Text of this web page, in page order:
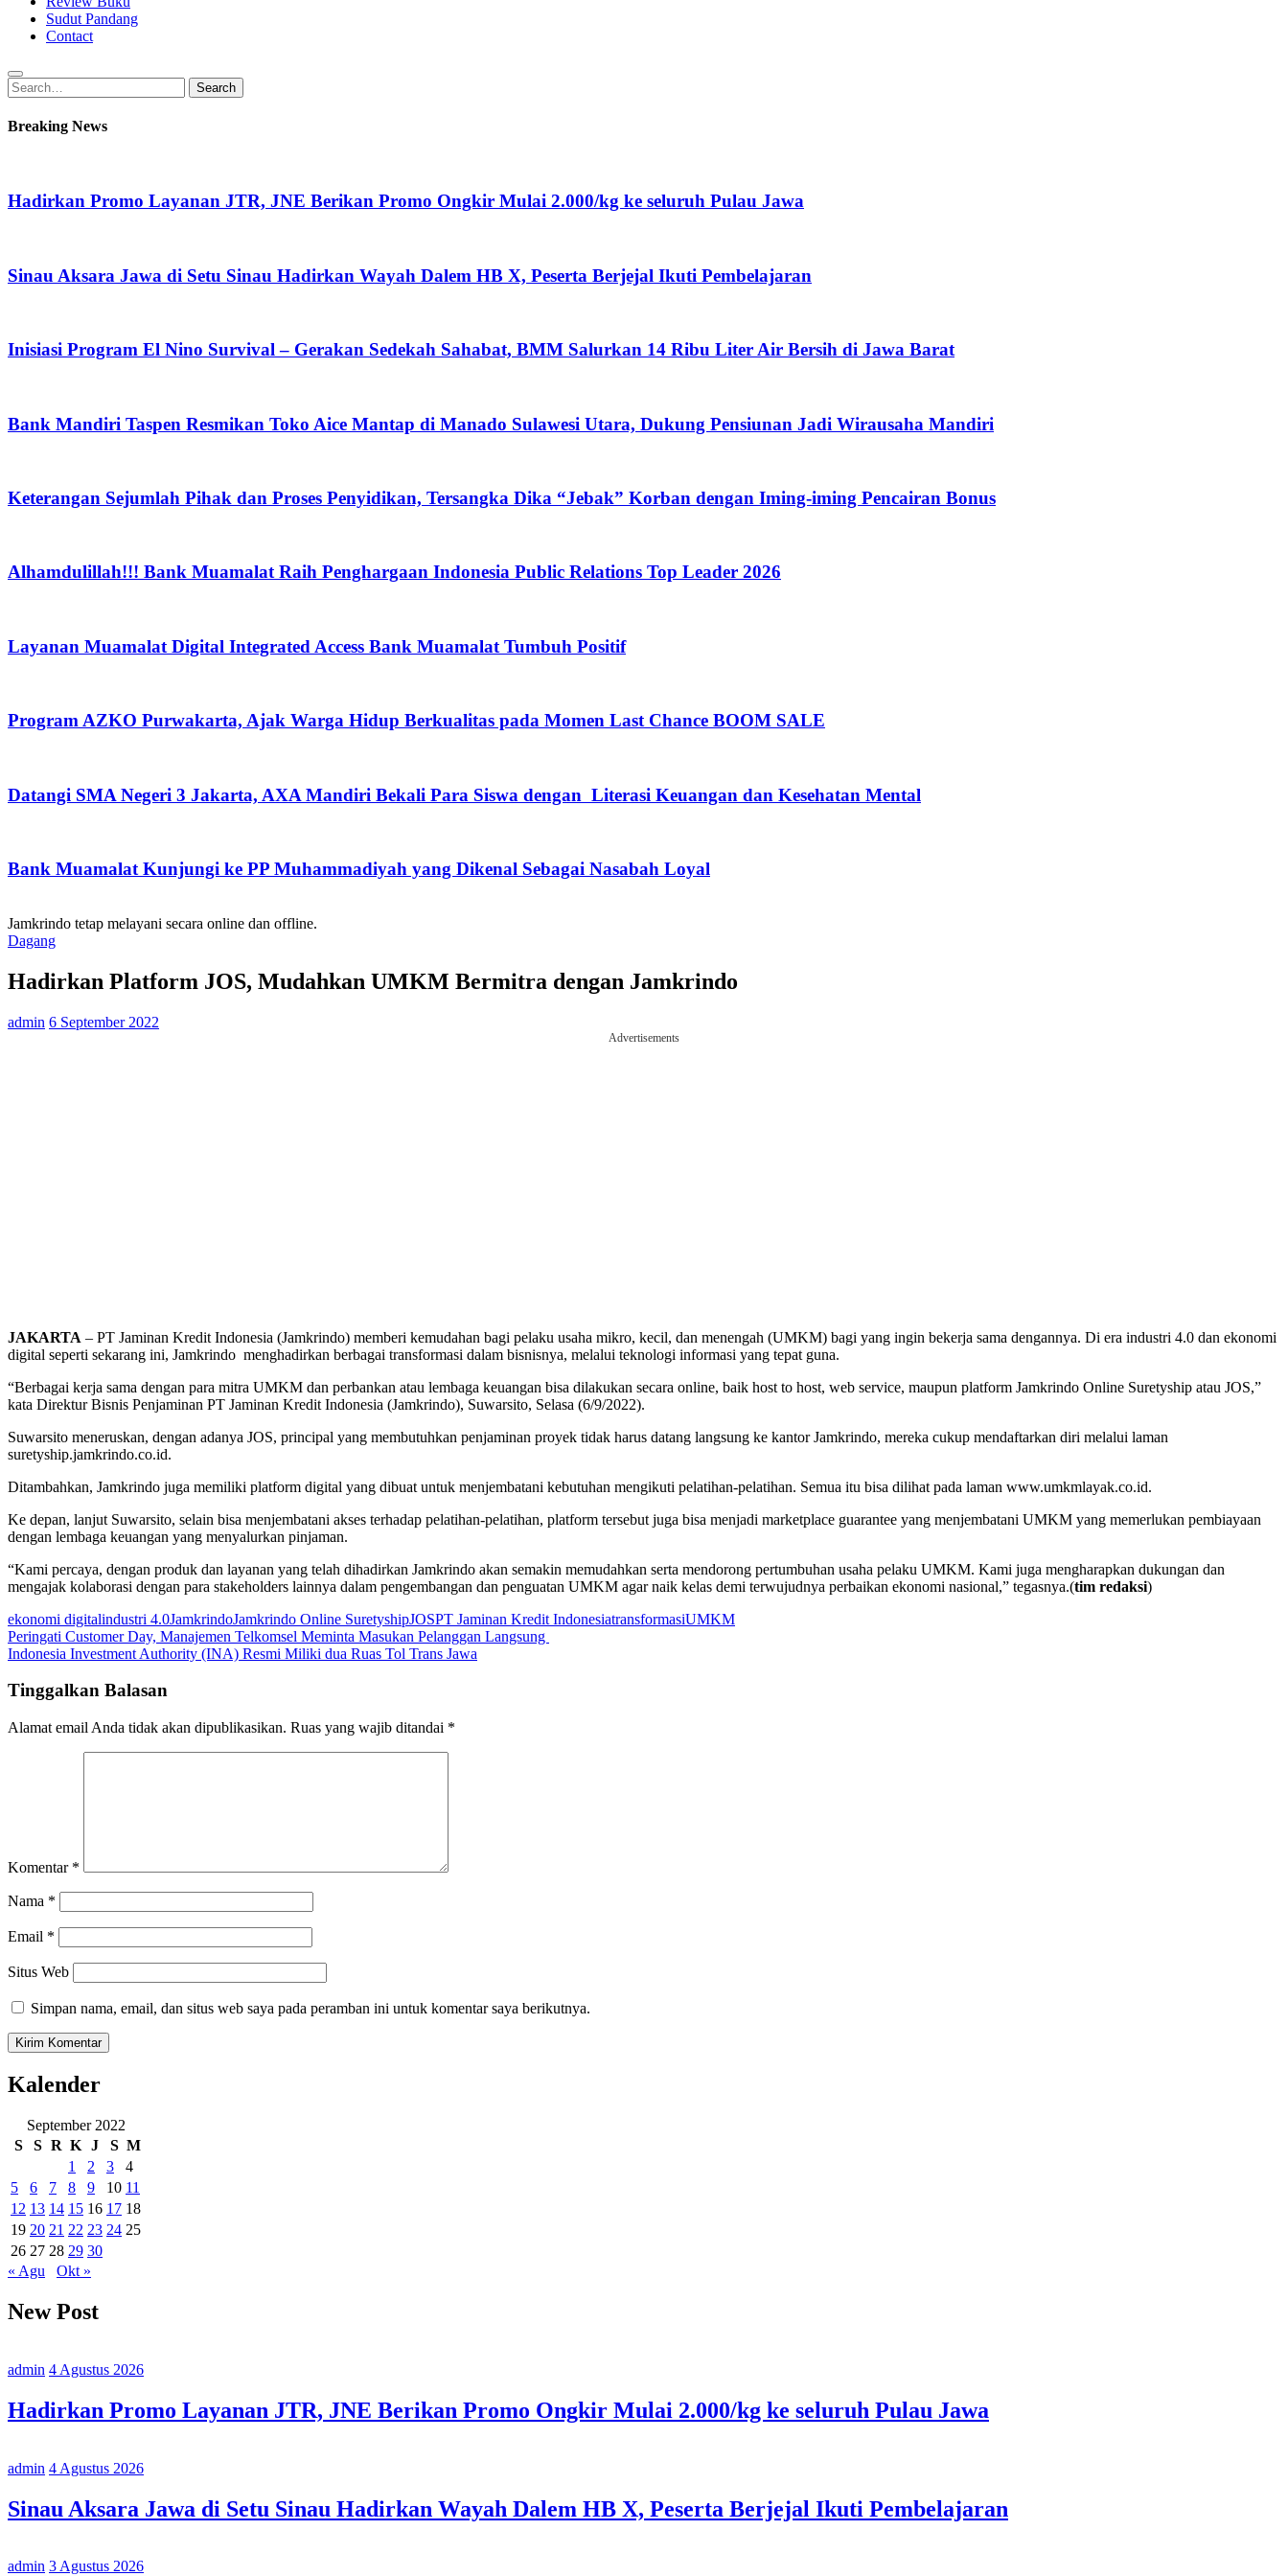
Sudut Pandang
Contact
Search
for:
Search
Breaking News
Hadirkan Promo Layanan JTR, JNE Berikan Promo Ongkir Mulai 2.000/kg ke seluruh Pulau Jawa
Sinau Aksara Jawa di Setu Sinau Hadirkan Wayah Dalem HB X, Peserta Berjejal Ikuti Pembelajaran
Inisiasi Program El Nino Survival – Gerakan Sedekah Sahabat, BMM Salurkan 14 Ribu Liter Air Bersih di Jawa Barat
Bank Mandiri Taspen Resmikan Toko Aice Mantap di Manado Sulawesi Utara, Dukung Pensiunan Jadi Wirausaha Mandiri
Keterangan Sejumlah Pihak dan Proses Penyidikan, Tersangka Dika “Jebak” Korban dengan Iming-iming Pencairan Bonus
Alhamdulillah!!! Bank Muamalat Raih Penghargaan Indonesia Public Relations Top Leader 2026
Layanan Muamalat Digital Integrated Access Bank Muamalat Tumbuh Positif
Program AZKO Purwakarta, Ajak Warga Hidup Berkualitas pada Momen Last Chance BOOM SALE
Datangi SMA Negeri 3 Jakarta, AXA Mandiri Bekali Para Siswa dengan Literasi Keuangan dan Kesehatan Mental
Bank Muamalat Kunjungi ke PP Muhammadiyah yang Dikenal Sebagai Nasabah Loyal
Jamkrindo tetap melayani secara online dan offline.
Dagang
Hadirkan Platform JOS, Mudahkan UMKM Bermitra dengan Jamkrindo
admin 6 September 2022
Advertisements
JAKARTA – PT Jaminan Kredit Indonesia (Jamkrindo) memberi kemudahan bagi pelaku usaha mikro, kecil, dan menengah (UMKM) bagi yang ingin bekerja sama dengannya. Di era industri 4.0 dan ekonomi
digital seperti sekarang ini, Jamkrindo menghadirkan berbagai transformasi dalam bisnisnya, melalui teknologi informasi yang tepat guna.
“Berbagai kerja sama dengan para mitra UMKM dan perbankan atau lembaga keuangan bisa dilakukan secara online, baik host to host, web service, maupun platform Jamkrindo Online Suretyship atau JOS,”
kata Direktur Bisnis Penjaminan PT Jaminan Kredit Indonesia (Jamkrindo), Suwarsito, Selasa (6/9/2022).
Suwarsito meneruskan, dengan adanya JOS, principal yang membutuhkan penjaminan proyek tidak harus datang langsung ke kantor Jamkrindo, mereka cukup mendaftarkan diri melalui laman
suretyship.jamkrindo.co.id.
Ditambahkan, Jamkrindo juga memiliki platform digital yang dibuat untuk menjembatani kebutuhan mengikuti pelatihan-pelatihan. Semua itu bisa dilihat pada laman www.umkmlayak.co.id.
Ke depan, lanjut Suwarsito, selain bisa menjembatani akses terhadap pelatihan-pelatihan, platform tersebut juga bisa menjadi marketplace guarantee yang menjembatani UMKM yang memerlukan pembiayaan
dengan lembaga keuangan yang menyalurkan pinjaman.
“Kami percaya, dengan produk dan layanan yang telah dihadirkan Jamkrindo akan semakin memudahkan serta mendorong pertumbuhan usaha pelaku UMKM. Kami juga mengharapkan dukungan dan
mengajak kolaborasi dengan para stakeholders lainnya dalam pengembangan dan penguatan UMKM agar naik kelas demi terwujudnya perbaikan ekonomi nasional,” tegasnya.(tim redaksi)
ekonomi digitalindustri 4.0JamkrindoJamkrindo Online SuretyshipJOSPT Jaminan Kredit IndonesiatransformasiUMKM
Navigasi
pos
Peringati Customer Day, Manajemen Telkomsel Meminta Masukan Pelanggan Langsung
Indonesia Investment Authority (INA) Resmi Miliki dua Ruas Tol Trans Jawa
Tinggalkan Balasan
Alamat email Anda tidak akan dipublikasikan. Ruas yang wajib ditandai *
Komentar *
Nama *
Email *
Situs Web
Simpan nama, email, dan situs web saya pada peramban ini untuk komentar saya berikutnya.
Kalender
September 2022
S
S R K J S M
1
2 3
4
5
6 7 8 9 10 11
12 13 14 15 16 17 18
19 20 21 22 23 24 25
26 27 28 29 30
« Agu
Okt »
New Post
admin 4 Agustus 2026
Hadirkan Promo Layanan JTR, JNE Berikan Promo Ongkir Mulai 2.000/kg ke seluruh Pulau Jawa
admin 4 Agustus 2026
Sinau Aksara Jawa di Setu Sinau Hadirkan Wayah Dalem HB X, Peserta Berjejal Ikuti Pembelajaran
admin 3 Agustus 2026